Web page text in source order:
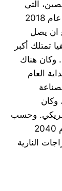
التي
تملك أكبر سوق لليثيوم. فقد بلغ انتاج الصين عام 2018
ان يصل
ذلك عام 2025. وبوليفيا تمتلك أكبر
(أكثر من 60% منه). وكان هناك
العام
للصين لصناعة
وكان
وحسب
التقديرات فأن جميع السيارات في الصين عام 2040
النارية